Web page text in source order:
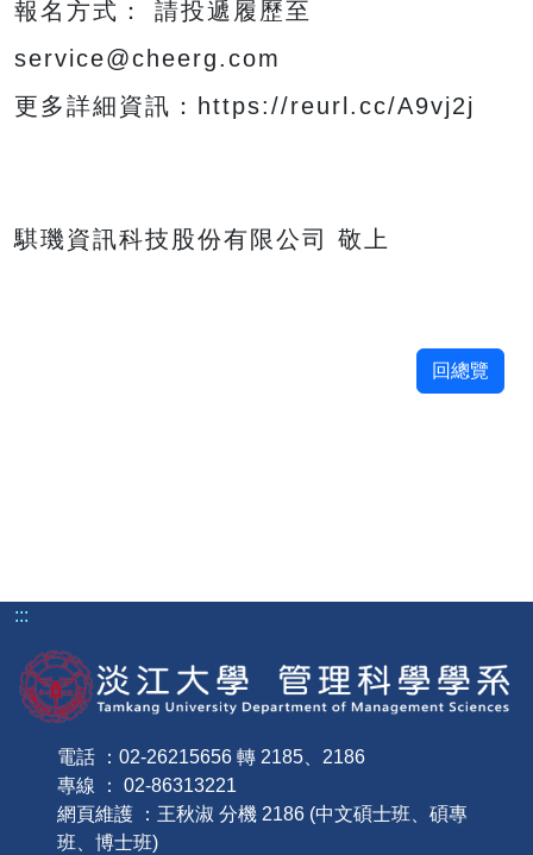
報名方式： 請投遞履歷至
service@cheerg.com
更多詳細資訊：https://reurl.cc/A9vj2j
騏璣資訊科技股份有限公司 敬上
回總覽
:::
電話 ：02-26215656 轉 2185、2186
專線 ： 02-86313221
網頁維護 ：王秋淑 分機 2186 (中文碩士班、碩專
班、博士班)